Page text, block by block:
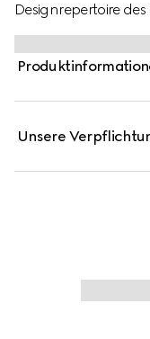
Designrepertoire
Deconstructed-
Baumwolle und
Unsere